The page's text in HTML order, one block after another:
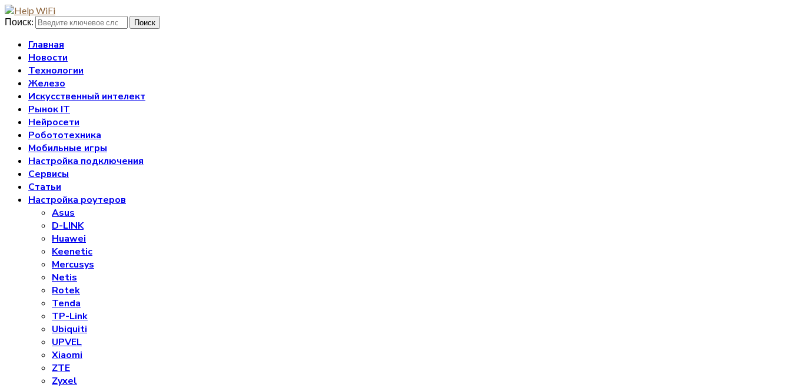
Поиск: Поиск
Главная
Новости
Технологии
Железо
Искусственный интелект
Рынок IT
Нейросети
Робототехника
Мобильные игры
Настройка подключения
Сервисы
Статьи
Настройка роутеров
Asus
D-LINK
Huawei
Keenetic
Mercusys
Netis
Rotek
Tenda
TP-Link
Ubiquiti
UPVEL
Xiaomi
ZTE
Zyxel